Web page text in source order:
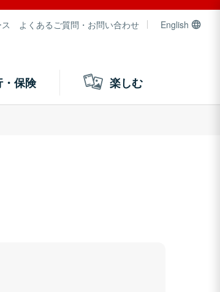
よくあるご質問・お問い合わせ English
・保険 楽しむ